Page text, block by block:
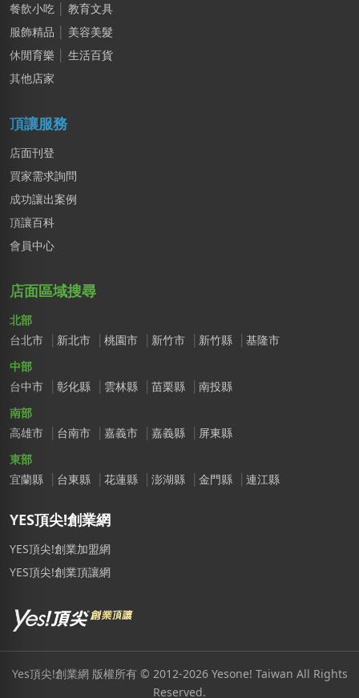
桃園市｜預算 10萬元以下
餐飲小吃
教育文具
服飾精品
美容美髮
休閒育樂
生活百貨
其他店家
頂讓服務
店面刊登
買家需求詢問
成功讓出案例
頂讓百科
會員中心
店面區域搜尋
北部
台北市
新北市 桃園市 新竹市 新竹縣
基隆市
中部
台中市
彰化縣 雲林縣 苗栗縣
南投縣
南部
高雄市
台南市 嘉義市 嘉義縣
屏東縣
東部
宜蘭縣
台東縣 花蓮縣 澎湖縣 金門縣 連江縣
YES頂尖!創業網
YES頂尖!創業加盟網
YES頂尖!創業頂讓網
Yes頂尖!創業網 版權所有 © 2012-2026 Yesone! Taiwan All Rights
Reserved.